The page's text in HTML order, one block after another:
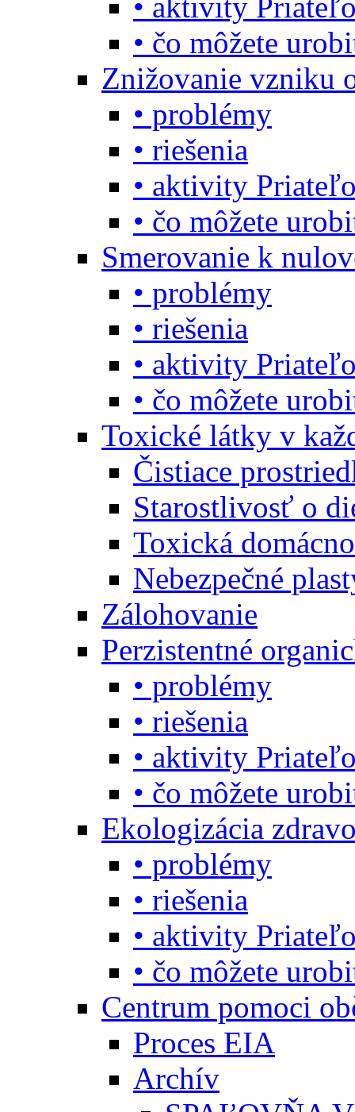
• čo môžete
Znižovanie vzniku
• problémy
• riešenia
• aktivity
• čo môžete
Smerovanie k
• problémy
• riešenia
• aktivity
• čo môžete
Toxické látky v
Čistiace
Starostlivosť o
Toxická
Nebezpečné
Zálohovanie
Perzistentné
• problémy
• riešenia
• aktivity
• čo môžete
Ekologizácia
• problémy
• riešenia
• aktivity
• čo môžete
Centrum pomoci
Proces EIA
Archív